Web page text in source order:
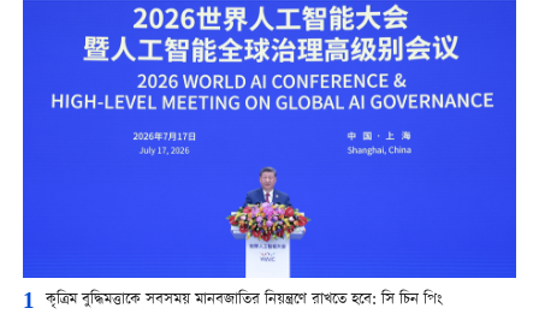
1 কৃত্রিম বুদ্ধিমত্তাকে সবসময় মানবজাতির নিয়ন্ত্রণে রাখতে হবে: সি চিন পিং